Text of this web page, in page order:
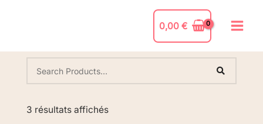
0,00€
3 résultats affichés